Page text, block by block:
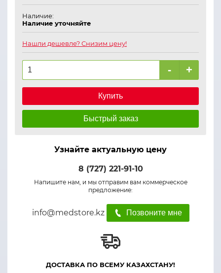
Наличие:
Наличие уточняйте
Нашли дешевле? Снизим цену!
- +
Купить
Быстрый заказ
Узнайте актуальную цену
8 (727) 221-91-10
Напишите нам, и мы отправим вам коммерческое
предложение:
info@medstore.kz Позвоните мне
ДОСТАВКА ПО ВСЕМУ КАЗАХСТАНУ!